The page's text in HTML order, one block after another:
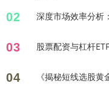
02 深度市场效率分析
03 股票配资与杠杆
04 《揭秘短线选股